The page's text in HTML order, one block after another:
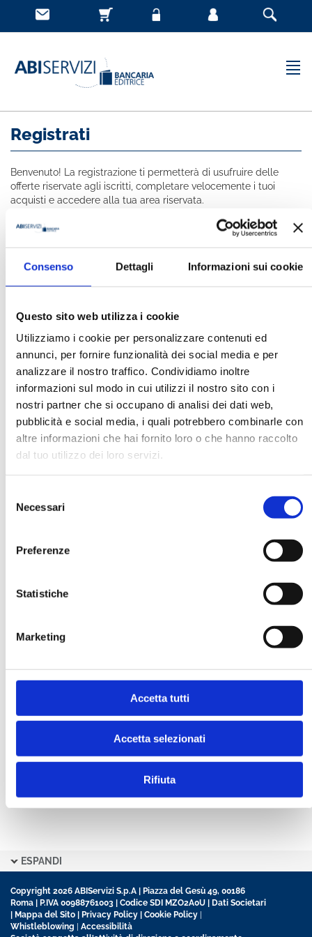
Consenso Dettagli Informazioni sui cookie
Questo sito web utilizza i cookie
Utilizziamo i cookie per personalizzare contenuti ed
annunci, per fornire funzionalità dei social media e per
analizzare il nostro traffico. Condividiamo inoltre
informazioni sul modo in cui utilizzi il nostro sito con i
nostri partner che si occupano di analisi dei dati web,
pubblicità e social media, i quali potrebbero combinarle con
altre informazioni che hai fornito loro o che hanno raccolto
dal tuo utilizzo dei loro servizi.
delNecessari
Preferenze
Statistiche
Marketing
Accetta tutti
Accetta selezionati
Rifiuta
Registrati
Benvenuto! La registrazione ti permetterà di usufruire delle
offerte riservate agli iscritti, completare velocemente i tuoi
acquisti e accedere alla tua area riservata.
Tutti i campi indicati con * sono obbligatori
DATA DI NASCITA *
E-MAIL *
AZIENDA
FUNZIONE AZIENDALE
Ho letto e accetto l’informativa sulla
Ho preso visione delleCondizioni Generalidi
contratto disciplinanti il sito
ESPANDI
Copyright 2026 ABIServizi S.p.A | Piazza del Gesù 49, 00186
Roma | P.IVA 00988761003 | Codice SDI MZO2A0U | Dati Societari
| Mappa del Sito | Privacy Policy | Cookie Policy |
Whistleblowing | Accessibilità